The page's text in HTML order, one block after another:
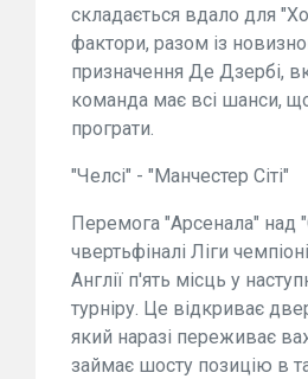
складається вдало для
фактори, разом із
призначення Де Дзербі,
команда має всі шанси,
програти.
"Челсі" - "Манчестер Сіті"
Перемога "Арсенала" над
чвертьфіналі Ліги
Англії п'ять місць у
турніру. Це відкриває
який наразі переживає
займає шосту позицію в